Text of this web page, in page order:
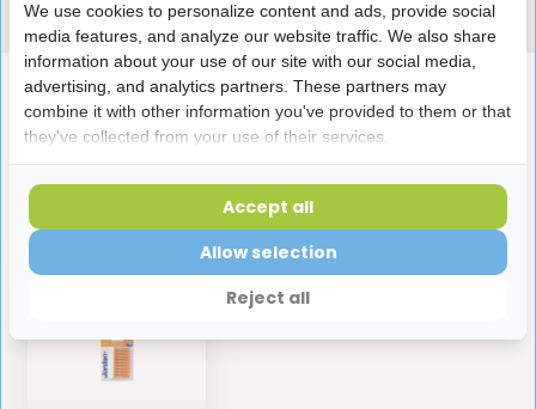
Productomschrijving
Reviews
Laatst bekeken producten
We use cookies to personalize content and ads, provide social
media features, and analyze our website traffic. We also share
information about your use of our site with our social media,
advertising, and analytics partners. These partners may
combine it with other information you've provided to them or that
they've collected from your use of their services.
Reject all
Allow selection
Accept all